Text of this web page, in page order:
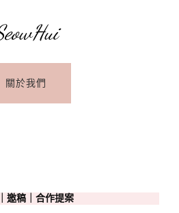
關於我們
邀稿｜合作提案